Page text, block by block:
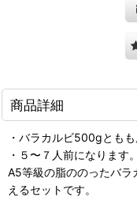
商品詳細
・バラカルビ500gとも
・５〜７人前になります。
A5等級の脂ののったバラ
えるセットです。